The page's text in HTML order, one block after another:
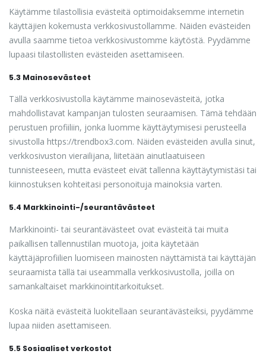
Käytämme tilastollisia evästeitä optimoidaksemme internetin
käyttäjien kokemusta verkkosivustollamme. Näiden evästeiden
avulla saamme tietoa verkkosivustomme käytöstä. Pyydämme
lupaasi tilastollisten evästeiden asettamiseen.
5.3 Mainosevästeet
Tällä verkkosivustolla käytämme mainosevästeitä, jotka
mahdollistavat kampanjan tulosten seuraamisen. Tämä tehdään
perustuen profiiliin, jonka luomme käyttäytymisesi perusteella
sivustolla https://trendbox3.com. Näiden evästeiden avulla sinut,
verkkosivuston vierailijana, liitetään ainutlaatuiseen
tunnisteeseen, mutta evästeet eivät tallenna käyttäytymistäsi tai
kiinnostuksen kohteitasi personoituja mainoksia varten.
5.4 Markkinointi-/seurantävästeet
Markkinointi- tai seurantävästeet ovat evästeitä tai muita
paikallisen tallennustilan muotoja, joita käytetään
käyttäjäprofiilien luomiseen mainosten näyttämistä tai käyttäjän
seuraamista tällä tai useammalla verkkosivustolla, joilla on
samankaltaiset markkinointitarkoitukset.
Koska näitä evästeitä luokitellaan seurantävästeiksi, pyydämme
lupaa niiden asettamiseen.
5.5 Sosiaaliset verkostot